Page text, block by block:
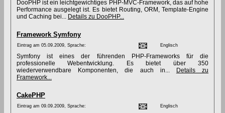
DooPHP ist ein leichtgewichtiges PHP-MVC-Framework, das auf hohe
Performance ausgelegt ist. Es bietet Routing, ORM, Template-Engine
und Caching bei... Details zu DooPHP...
Framework Symfony
Eintrag am 05.09.2009, Sprache: Englisch
Symfony ist eines der führenden PHP-Frameworks für die
professionelle Webentwicklung. Es bietet über 350
wiederverwendbare Komponenten, die auch in...
Details zu
Framework...
CakePHP
Eintrag am 09.09.2009, Sprache: Englisch